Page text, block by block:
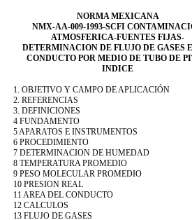
NORMA MEXICANA
NMX-AA-009-1993-SCFI
ATMOSFERICA-FUENTES FIJAS-
DETERMINACION DE FLUJO DE GASES
CONDUCTO POR MEDIO DE TUBO DE
INDICE
1. OBJETIVO Y CAMPO DE APLICACIÓN
2. REFERENCIAS
3. DEFINICIONES
4 FUNDAMENTO
5 APARATOS E INSTRUMENTOS
6 PROCEDIMIENTO
7 DETERMINACION DE HUMEDAD
8 TEMPERATURA PROMEDIO
9 PESO MOLECULAR PROMEDIO
10 PRESION REAL
11 AREA DEL CONDUCTO
12 CALCULOS
13 FLUJO DE GASES